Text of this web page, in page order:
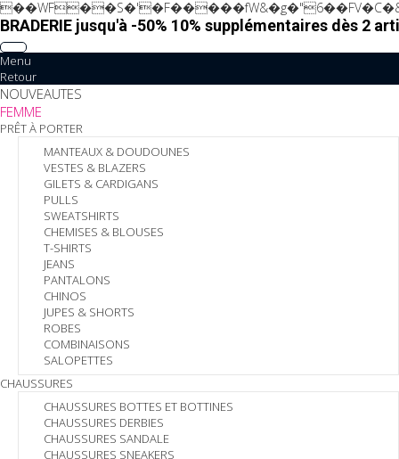
BRADERIE jusqu'à -50% 10% supplémentaires dès 2
Menu
Retour
NOUVEAUTES
FEMME
PRÊT À PORTER
MANTEAUX & DOUDOUNES
VESTES & BLAZERS
GILETS & CARDIGANS
PULLS
SWEATSHIRTS
CHEMISES & BLOUSES
T-SHIRTS
JEANS
PANTALONS
CHINOS
JUPES & SHORTS
ROBES
COMBINAISONS
SALOPETTES
CHAUSSURES
CHAUSSURES BOTTES ET BOTTINES
CHAUSSURES DERBIES
CHAUSSURES SANDALE
CHAUSSURES SNEAKERS